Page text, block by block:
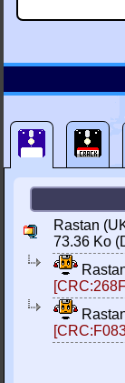
Rastan
73.36 Ko